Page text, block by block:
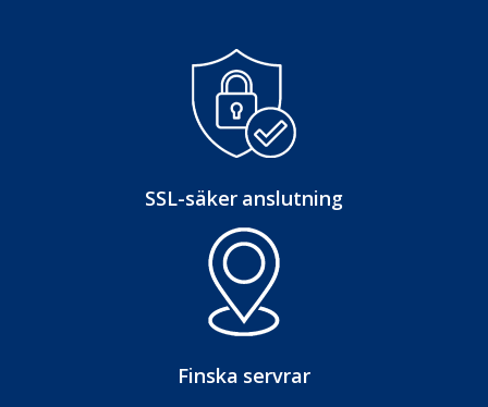
SSL-säker anslutning
Finska servrar